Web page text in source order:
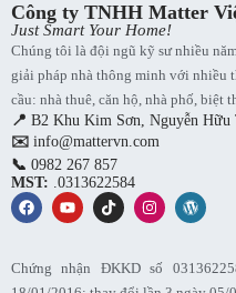
Công ty TNHH Matter
Just Smart Your Home!
Chúng tôi là đội ngũ kỹ sư nhiều
giải pháp nhà thông minh với nhiều
cầu: nhà thuê, căn hộ, nhà phố, biệt
📍 B2 Khu Kim Sơn, Nguyễn
✉️ info@mattervn.com
📞 0982 267 857
MST: .0313622584
Chứng nhận ĐKKD số